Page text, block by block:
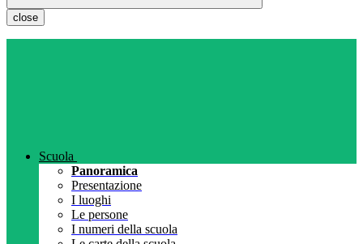
close
Scuola
Panoramica
Presentazione
I luoghi
Le persone
I numeri della scuola